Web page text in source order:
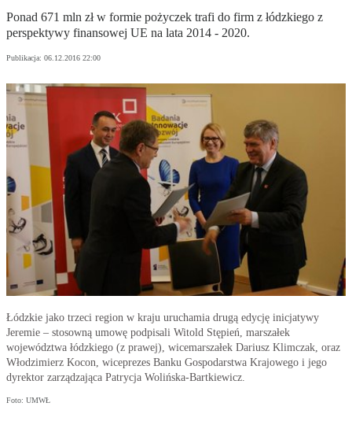
Ponad 671 mln zł w formie pożyczek trafi do firm z łódzkiego z
perspektywy finansowej UE na lata 2014 - 2020.
Publikacja: 06.12.2016 22:00
Łódzkie jako trzeci region w kraju uruchamia drugą edycję inicjatywy
Jeremie – stosowną umowę podpisali Witold Stępień, marszałek
województwa łódzkiego (z prawej), wicemarszałek Dariusz Klimczak, oraz
Włodzimierz Kocon, wiceprezes Banku Gospodarstwa Krajowego i jego
dyrektor zarządzająca Patrycja Wolińska-Bartkiewicz.
Foto: UMWŁ